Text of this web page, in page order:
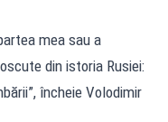
mea sau a
din istoria Rusiei:
încheie Volodimir